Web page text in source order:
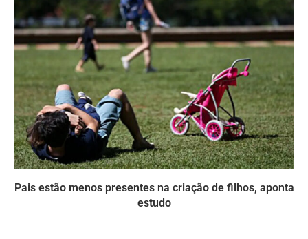
Pais estão menos presentes na criação de filhos, aponta
estudo